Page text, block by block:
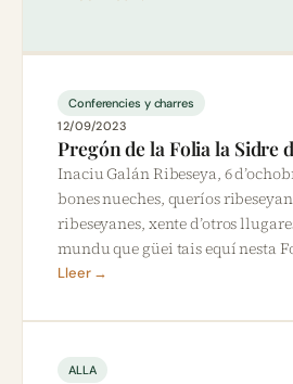
Conferencies y charres
12/09/2023
Pregón de la Folia la Sidre
Inaciu Galán Ribeseya, 6
bones nueches, queríos
ribeseyanes, xente d’otros
mundu que güei tais equí nesta
Lleer →
ALLA